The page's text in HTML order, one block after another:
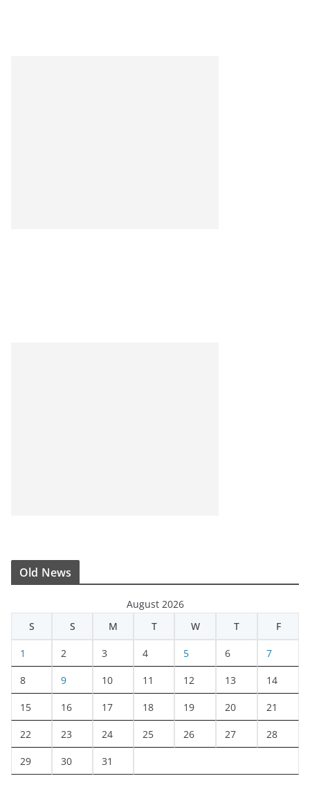
Old News
August 2026
S
S M T W T F
1 2 3 4 5 6 7
8 9 10 11 12 13 14
15 16 17 18 19 20 21
22 23 24 25 26 27 28
29 30 31